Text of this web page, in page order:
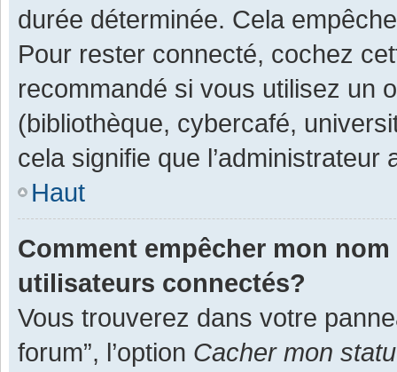
durée déterminée. Cela
Pour rester connecté, cochez
recommandé si vous utilisez un
(bibliothèque, cybercafé,
cela signifie que
Haut
Comment empêcher mon
utilisateurs connectés?
Vous trouverez dans votre
forum”, l’option Cacher mon